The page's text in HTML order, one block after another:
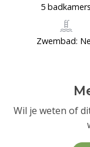
5 badkamers
Zwembad:
Wil je weten of